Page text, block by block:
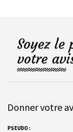
Soyez le
votre
Donner votre
PSEUDO :